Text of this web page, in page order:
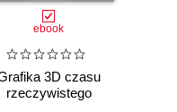
ebook
3D czasu
rzeczywistego